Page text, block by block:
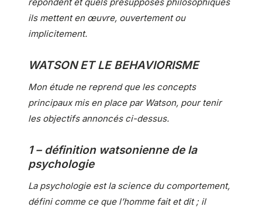
répondent et quels présupposés philosophiques
ils mettent en œuvre, ouvertement ou
implicitement.
WATSON ET LE BEHAVIORISME
Mon étude ne reprend que les concepts
principaux mis en place par Watson, pour tenir
les objectifs annoncés ci-dessus.
1 – définition watsonienne de la
psychologie
La psychologie est la science du comportement,
défini comme ce que l’homme fait et dit ; il